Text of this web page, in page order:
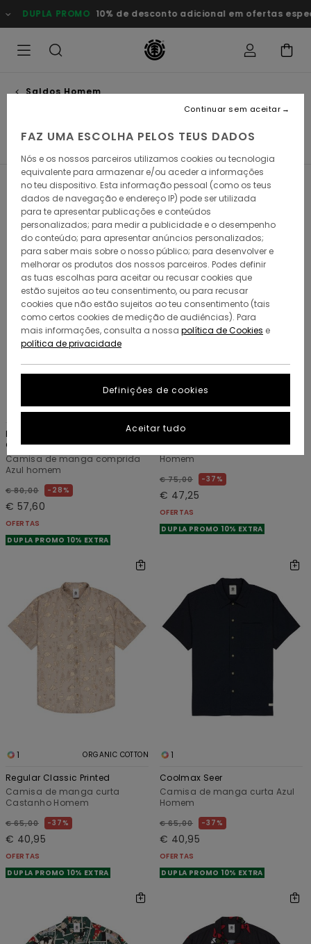
para
a
produtos
10% de desconto adicional em ofertas especiais
Saldos Homem
Filtrar e Ordenar 28Resultados
Avançar
para
procurar
critérios
filtragem
Avançar
para
ordenar
ORGANIC COTTON
Button Down Regular
Chambray
Camisa de manga comprida
Azul homem
€ 80,00 28%
€ 57,60
OFERTAS
DUPLA PROMO 10% EXTRA
1 RECYCLED
Peace Camo
Camisa de manga curta Bege
Homem
€ 75,00 37%
€ 47,25
OFERTAS
DUPLA PROMO 10% EXTRA
1 ORGANIC COTTON
Regular Classic Printed
Camisa de manga curta
Castanho Homem
€ 65,00 37%
€ 40,95
OFERTAS
DUPLA PROMO 10% EXTRA
1
Coolmax Seer
Camisa de manga curta Azul
Homem
€ 65,00 37%
€ 40,95
OFERTAS
DUPLA PROMO 10% EXTRA
FAZ UMA ESCOLHA PELOS TEUS DADOS
Nós e os nossos parceiros utilizamos cookies ou tecnologia
equivalente para armazenar e/ou aceder a informações
no teu dispositivo. Esta informação pessoal (como os teus
dados de navegação e endereço IP) pode ser utilizada
para te apresentar publicações e conteúdos
personalizados; para medir a publicidade e o desempenho
do conteúdo; para apresentar anúncios personalizados;
para saber mais sobre o nosso público; para desenvolver e
melhorar os produtos dos nossos parceiros. Podes definir
as tuas escolhas para aceitar ou recusar cookies que
estão sujeitos ao teu consentimento, ou para recusar
cookies que não estão sujeitos ao teu consentimento (tais
como certos cookies de medição de audiências). Para
mais informações, consulta a nossa política de Cookies e
política de privacidade
Definições de cookies
Continuar sem aceitar
Aceitar tudo